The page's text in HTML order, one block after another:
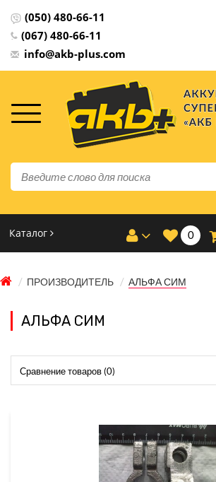
(050) 480-66-11
(067) 480-66-11
info@akb-plus.com
0
Каталог
ПРОИЗВОДИТЕЛЬ АЛЬФА СИМ
АЛЬФА СИМ
Сравнение товаров (0)
Показать:
Мова інтернет-магазину
Будь-ласка оберіть мову
Українська